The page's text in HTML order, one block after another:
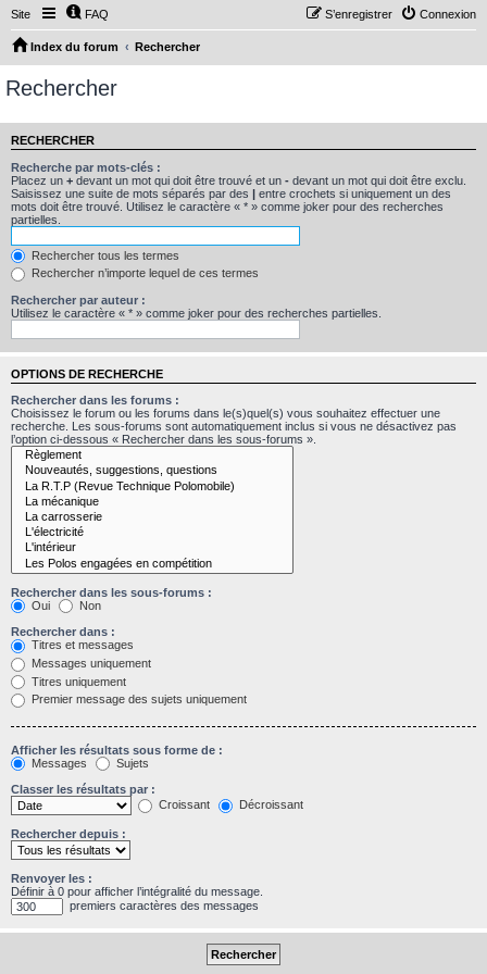
Site FAQ Connexion
S’enregistrer
Index du forum Rechercher
Rechercher
RECHERCHER
Recherche par mots-clés :
Placez un + devant un mot qui doit être trouvé et un - devant un mot qui doit être exclu.
Saisissez une suite de mots séparés par des | entre crochets si uniquement un des
mots doit être trouvé. Utilisez le caractère « * » comme joker pour des recherches
partielles.
Rechercher tous les termes
Rechercher n’importe lequel de ces termes
Rechercher par auteur :
Utilisez le caractère « * » comme joker pour des recherches partielles.
OPTIONS DE RECHERCHE
Rechercher dans les forums :
Choisissez le forum ou les forums dans le(s)quel(s) vous souhaitez effectuer une
recherche. Les sous-forums sont automatiquement inclus si vous ne désactivez pas
l’option ci-dessous « Rechercher dans les sous-forums ».
Rechercher dans les sous-forums :
Oui
Non
Rechercher dans :
Titres et messages
Messages uniquement
Titres uniquement
Premier message des sujets uniquement
Afficher les résultats sous forme de :
Messages
Sujets
Classer les résultats par :
Croissant
Décroissant
Rechercher depuis :
Renvoyer les :
Définir à 0 pour afficher l’intégralité du message.
premiers caractères des messages